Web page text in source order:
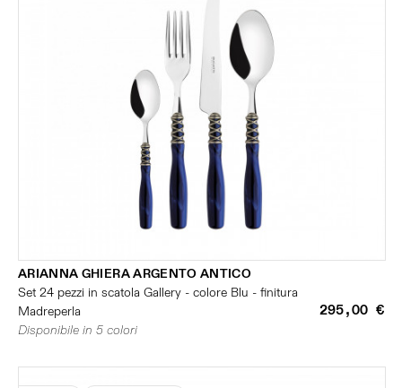
ARIANNA GHIERA ARGENTO ANTICO
Set 24 pezzi in scatola Gallery - colore Blu - finitura
Madreperla
295,00 €
Disponibile in 5 colori